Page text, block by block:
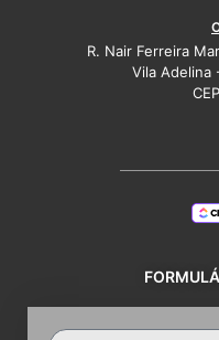
R. Nair Ferreira
Vila Adelina